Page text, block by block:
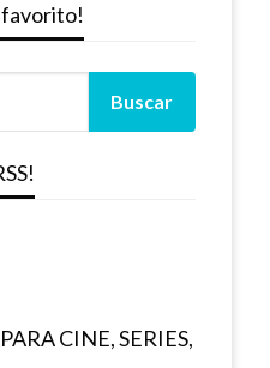
favorito!
CINE, SERIES,